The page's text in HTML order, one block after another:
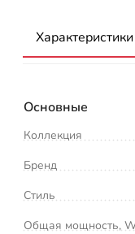
Характеристики
Основные
Коллекция
Бренд
Стиль
Общая мощность,